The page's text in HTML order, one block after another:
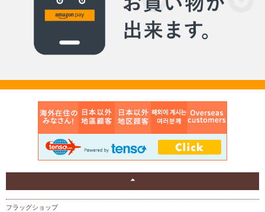
フラッグショップ